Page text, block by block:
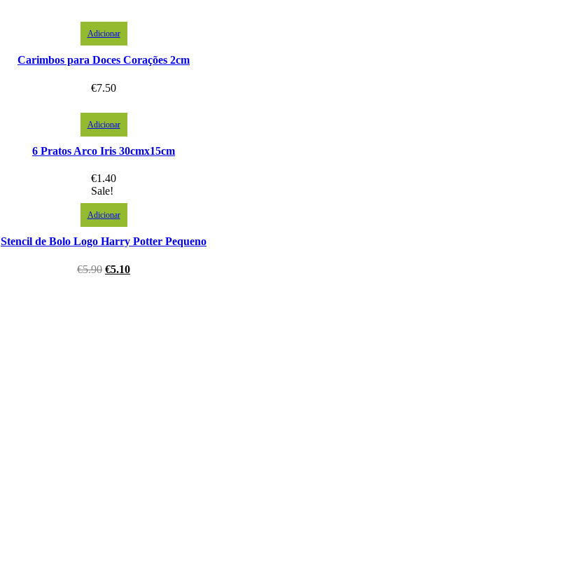
Adicionar
Carimbos para Doces Corações 2cm
€7.50
Adicionar
6 Pratos Arco Iris 30cmx15cm
€1.40
Sale!
Adicionar
Stencil de Bolo Logo Harry Potter Pequeno
€5.90 €5.10